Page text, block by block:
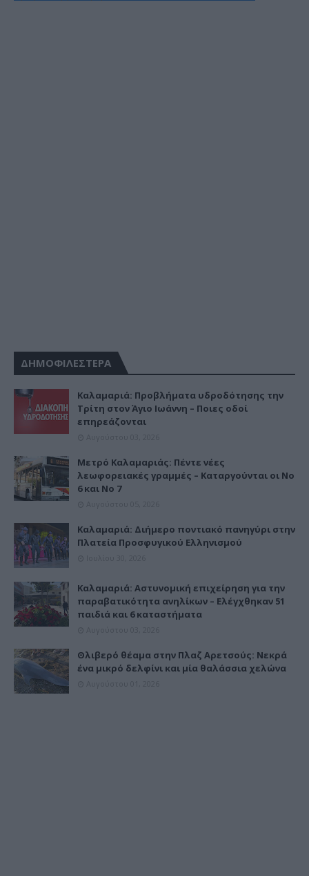
ΔΗΜΟΦΙΛΕΣΤΕΡΑ
Καλαμαριά: Προβλήματα υδροδότησης την
Τρίτη στον Άγιο Ιωάννη – Ποιες οδοί
επηρεάζονται
Μετρό Καλαμαριάς: Πέντε νέες
λεωφορειακές γραμμές – Καταργούνται οι Νο
6 και Νο 7
Καλαμαριά: Διήμερο ποντιακό πανηγύρι στην
Πλατεία Προσφυγικού Ελληνισμού
Καλαμαριά: Αστυνομική επιχείρηση για την
παραβατικότητα ανηλίκων – Ελέγχθηκαν 51
παιδιά και 6 καταστήματα
Θλιβερό θέαμα στην Πλαζ Αρετσούς: Νεκρά
ένα μικρό δελφίνι και μία θαλάσσια χελώνα